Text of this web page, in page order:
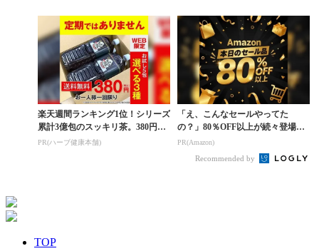
楽天週間ランキング1位！シリーズ
累計3億包のスッキリ茶。380円で
お試し
PR(ハーブ健康本舗)
「え、こんなセールやってた
の？」80％OFF以上が続々登場！
Amazonの本気が...
PR(Amazon)
Recommended by
TOP